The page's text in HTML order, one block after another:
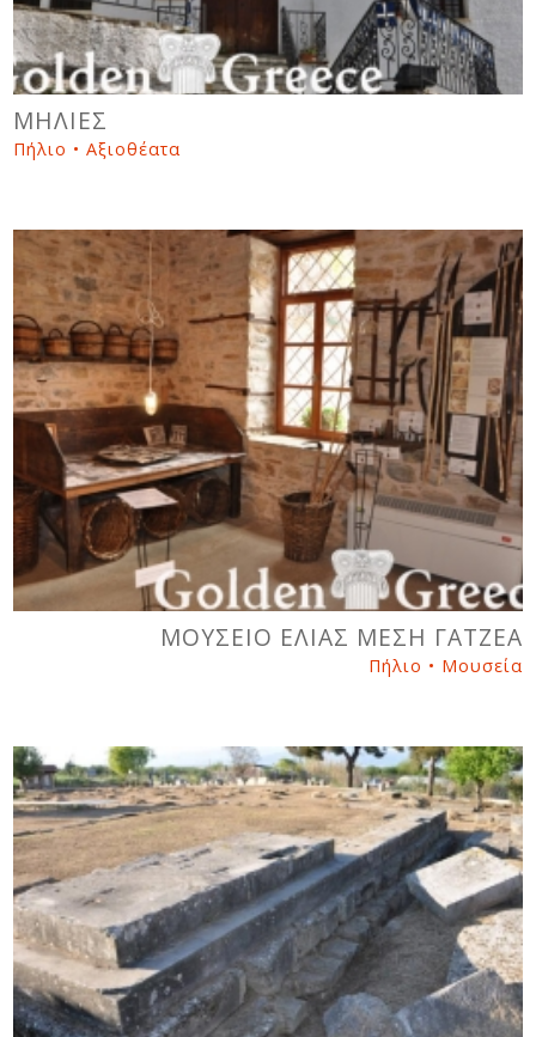
ΜΗΛΙΕΣ
Πήλιο • Αξιοθέατα
ΜΟΥΣΕΙΟ ΕΛΙΑΣ ΜΕΣΗ ΓΑΤΖΕΑ
Πήλιο • Μουσεία